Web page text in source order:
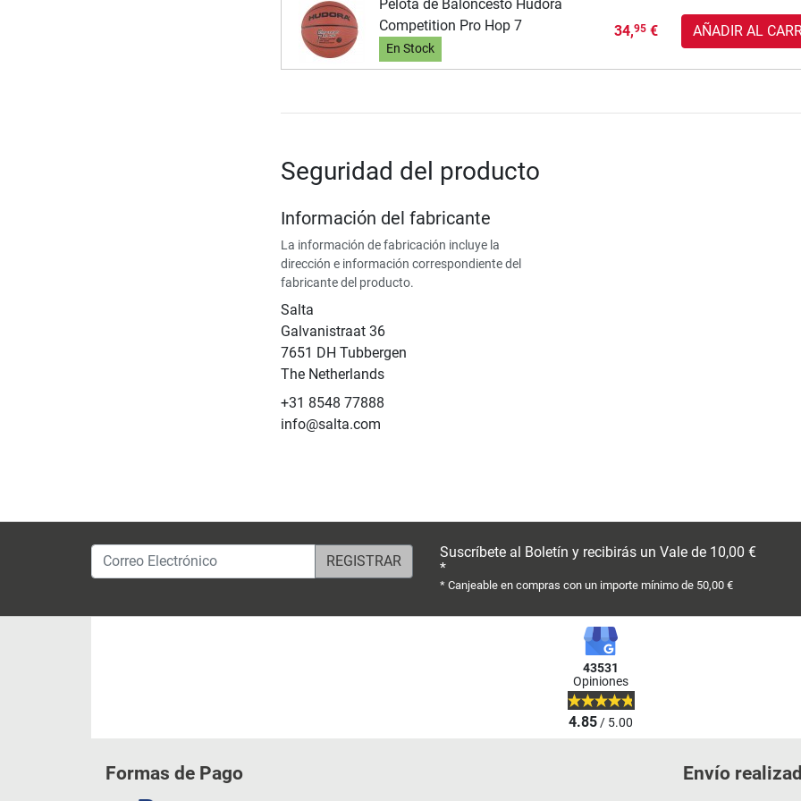
Pelota de Baloncesto Hudora
Competition Pro Hop 7
En Stock
34,95€ AÑADIR AL
Seguridad del producto
Información del fabricante
La información de fabricación incluye la
dirección e información correspondiente del
fabricante del producto.
Salta
Galvanistraat 36
7651 DH Tubbergen
The Netherlands
+31 8548 77888
info@salta.com
Correo Electrónico
Suscríbete al Boletín y recibirás un Vale de 10,00 €
*
* Canjeable en compras con un importe mínimo de 50,00 €
43531
Opiniones
4.85/ 5.00
Formas de Pago Envío